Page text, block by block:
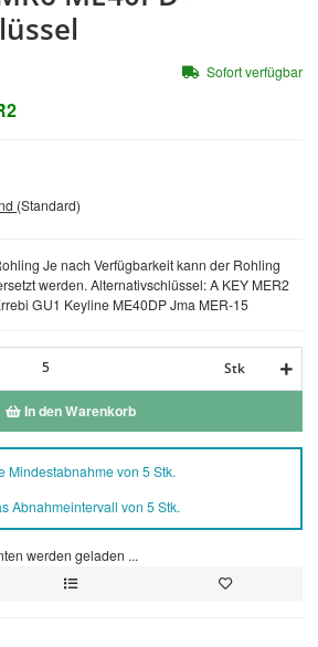
Je nach Verfügbarkeit kann der Rohling
werden. Alternativschlüssel: A KEY MER2
GU1 Keyline ME40DP Jma MER-15
(Standard)
Stk
In den Warenkorb
Mindestabnahme von 5 Stk.
Abnahmeintervall von 5 Stk.
werden geladen ...
Sofort verfügbar